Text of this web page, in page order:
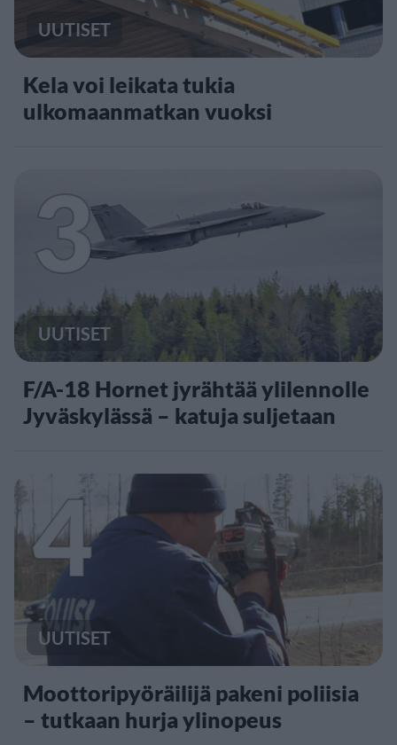
UUTISET
Kela voi leikata tukia
ulkomaanmatkan vuoksi
3
UUTISET
F/A-18 Hornet jyrähtää ylilennolle
Jyväskylässä – katuja suljetaan
4
UUTISET
Moottoripyöräilijä pakeni poliisia
– tutkaan hurja ylinopeus